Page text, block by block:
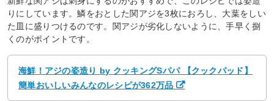
りにしています。鱗をおとした関アジを3枚におろし、大葉をしい
た皿に盛りつけるのです。関アジが劣化しないように、手早く捌
くのがポイントです。
海鮮！アジの姿造り by クッキングSパパ 【クックパッド】
簡単おいしいみんなのレシピが362万品